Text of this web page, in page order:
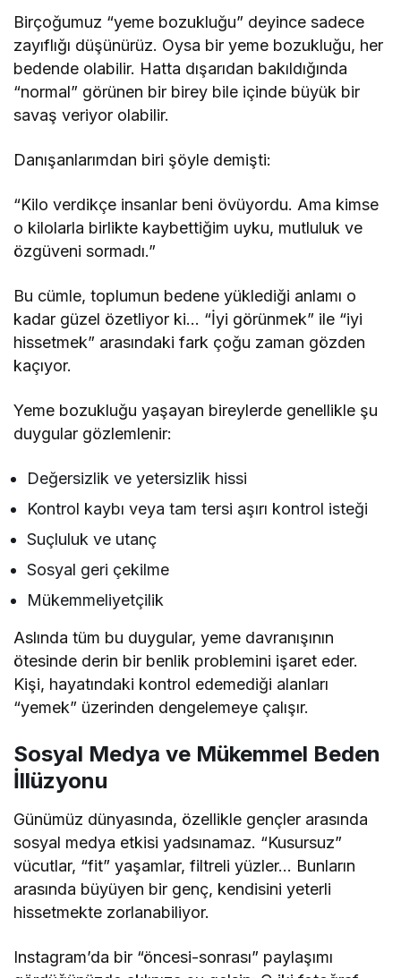
Birçoğumuz “yeme bozukluğu” deyince sadece
zayıflığı düşünürüz. Oysa bir yeme bozukluğu, her
bedende olabilir. Hatta dışarıdan bakıldığında
“normal” görünen bir birey bile içinde büyük bir
savaş veriyor olabilir.
Danışanlarımdan biri şöyle demişti:
“Kilo verdikçe insanlar beni övüyordu. Ama kimse
o kilolarla birlikte kaybettiğim uyku, mutluluk ve
özgüveni sormadı.”
Bu cümle, toplumun bedene yüklediği anlamı o
kadar güzel özetliyor ki… “İyi görünmek” ile “iyi
hissetmek” arasındaki fark çoğu zaman gözden
kaçıyor.
Yeme bozukluğu yaşayan bireylerde genellikle şu
duygular gözlemlenir:
Değersizlik ve yetersizlik hissi
Kontrol kaybı veya tam tersi aşırı kontrol isteği
Suçluluk ve utanç
Sosyal geri çekilme
Mükemmeliyetçilik
Aslında tüm bu duygular, yeme davranışının
ötesinde derin bir benlik problemini işaret eder.
Kişi, hayatındaki kontrol edemediği alanları
“yemek” üzerinden dengelemeye çalışır.
Sosyal Medya ve Mükemmel Beden
İllüzyonu
Günümüz dünyasında, özellikle gençler arasında
sosyal medya etkisi yadsınamaz. “Kusursuz”
vücutlar, “fit” yaşamlar, filtreli yüzler… Bunların
arasında büyüyen bir genç, kendisini yeterli
hissetmekte zorlanabiliyor.
Instagram’da bir “öncesi-sonrası” paylaşımı